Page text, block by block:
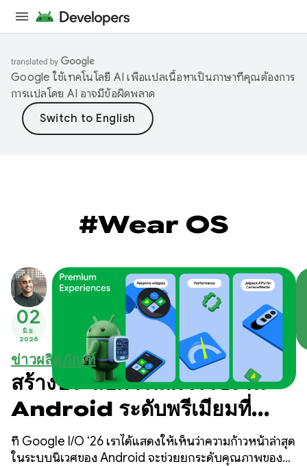
Google ใช้เทคโนโลยี AI เพื่อแปลเนื้อหาเป็นภาษาที่คุณต้องการ
การแปลโดย AI อาจมีข้อผิดพลาด
#Wear OS
02
มิ.ย.
2026
ข่าวผลิตภัณฑ์
สร้างประสบการณ์การใช้งาน
Android ระดับพรีเมียมที่
Google I/O ‘26
ที่ Google I/O ‘26 เราได้แสดงให้เห็นว่าความก้าวหน้าล่าสุด
ในระบบนิเวศของ Android จะช่วยยกระดับคุณภาพของ